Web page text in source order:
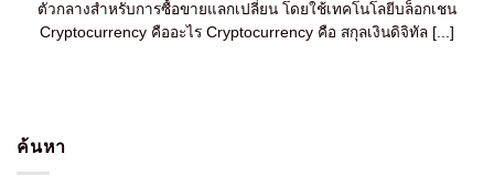
ตัวกลางสำหรับการซื้อขายแลกเปลี่ยน โดยใช้เทคโนโลยีบล็อกเชน
Cryptocurrency คืออะไร Cryptocurrency คือ สกุลเงินดิจิทัล [...]
ค้นหา